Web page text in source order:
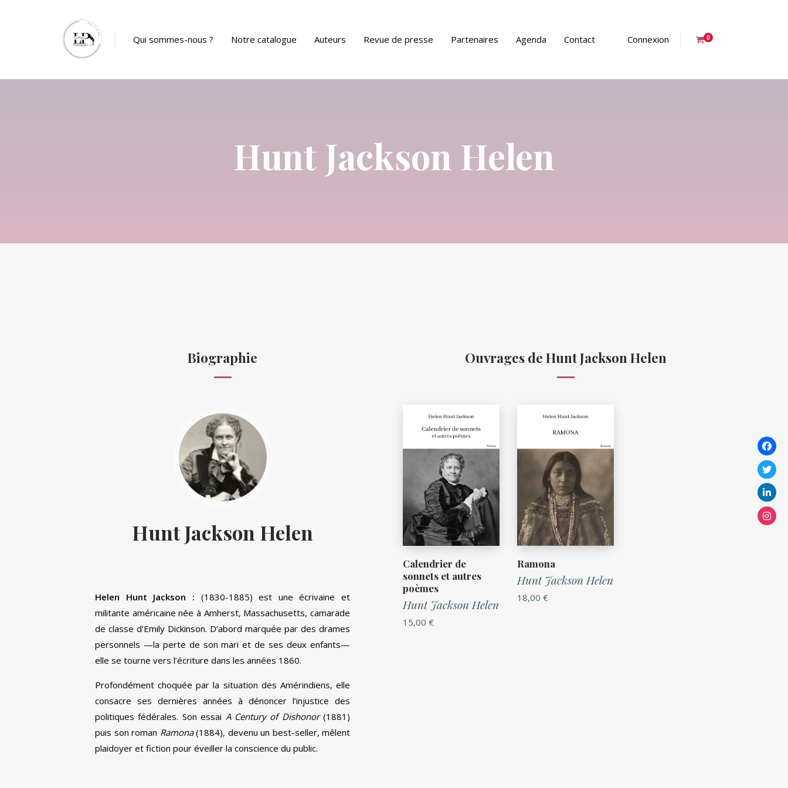
Qui sommes-nous ? Notre catalogue Auteurs Revue de presse Partenaires Agenda Contact Connexion 0
Hunt Jackson Helen
Biographie
Hunt Jackson Helen
Helen Hunt Jackson : (1830-1885) est une écrivaine et
militante américaine née à Amherst, Massachusetts, camarade
de classe d’Emily Dickinson. D’abord marquée par des drames
personnels —la perte de son mari et de ses deux enfants—
elle se tourne vers l’écriture dans les années 1860.
Profondément choquée par la situation des Amérindiens, elle
consacre ses dernières années à dénoncer l’injustice des
politiques fédérales. Son essai A Century of Dishonor(1881)
puis son roman Ramona(1884), devenu un best-seller, mêlent
plaidoyer et fiction pour éveiller la conscience du public.
Ouvrages de Hunt Jackson Helen
Calendrier de
sonnets et autres
poèmes
Hunt Jackson Helen
15,00 €
Ramona
Hunt Jackson Helen
18,00 €